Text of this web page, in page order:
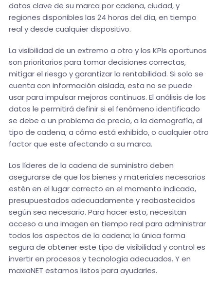
datos clave de su marca por cadena, ciudad, y
regiones disponibles las 24 horas del día, en tiempo
real y desde cualquier dispositivo.
La visibilidad de un extremo a otro y los KPIs oportunos
son prioritarios para tomar decisiones correctas,
mitigar el riesgo y garantizar la rentabilidad. Si solo se
cuenta con información aislada, esta no se puede
usar para impulsar mejoras continuas. El análisis de los
datos le permitirá definir si el fenómeno identificado
se debe a un problema de precio, a la demografía, al
tipo de cadena, a cómo está exhibido, o cualquier otro
factor que este afectando a su marca.
Los líderes de la cadena de suministro deben
asegurarse de que los bienes y materiales necesarios
estén en el lugar correcto en el momento indicado,
presupuestados adecuadamente y reabastecidos
según sea necesario. Para hacer esto, necesitan
acceso a una imagen en tiempo real para administrar
todos los aspectos de la cadena; la única forma
segura de obtener este tipo de visibilidad y control es
invertir en procesos y tecnología adecuados. Y en
maxiaNET estamos listos para ayudarles.